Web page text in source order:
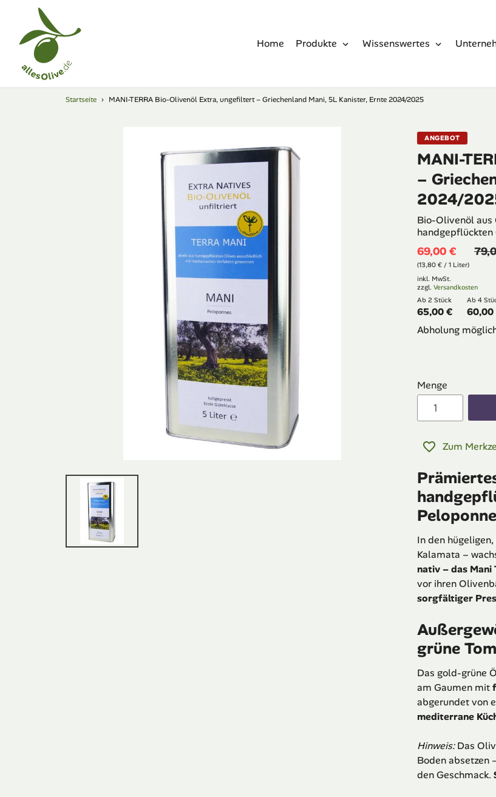
Inhalt
Home Produkte Wissenswertes
Startseite › MANI-TERRA Bio-Olivenöl Extra, ungefiltert – Griechenland Mani, 5L Kanister, Ernte 2024/2025
ANGEBOT
MANI-
–
2024/
Bio-Olivenöl aus
69,00 €
(13,80 € / 1 Liter)
inkl. MwSt.
zzgl. Versandkosten
Ab 2 Stück
65,00 €
Ab 4
60,00
Abholung
Menge
Zum
In den
Kalamata –
nativ – das Mani
vor ihren
sorgfältiger
grüne
Das gold-grüne
am Gaumen mit
abgerundet von
mediterrane
Hinweis:Das
Boden absetzen
den Geschmack.